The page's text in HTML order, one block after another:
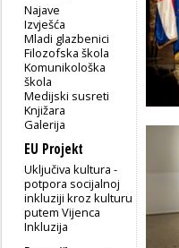
Najave
Izvješća
Mladi glazbenici
Filozofska škola
Komunikološka
škola
Medijski susreti
Knjižara
Galerija
EU Projekt
Uključiva kultura -
potpora socijalnoj
inkluziji kroz kulturu
putem Vijenca
Inkluzija